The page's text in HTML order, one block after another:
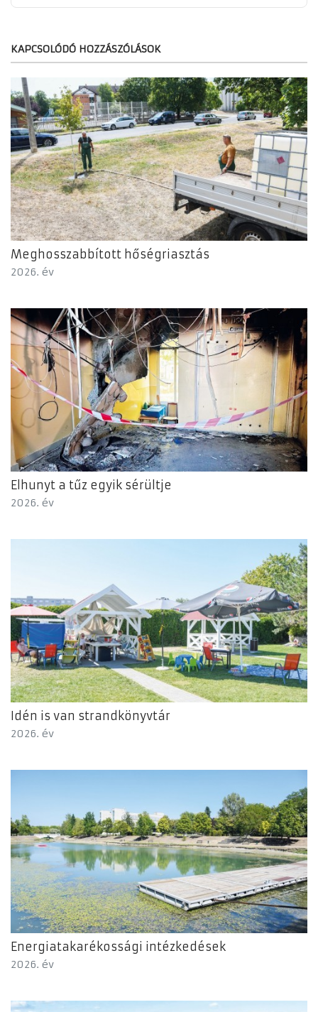
KAPCSOLÓDÓ HOZZÁSZÓLÁSOK
Meghosszabbított hőségriasztás
2026. év
Elhunyt a tűz egyik sérültje
2026. év
Idén is van strandkönyvtár
2026. év
Energiatakarékossági intézkedések
2026. év